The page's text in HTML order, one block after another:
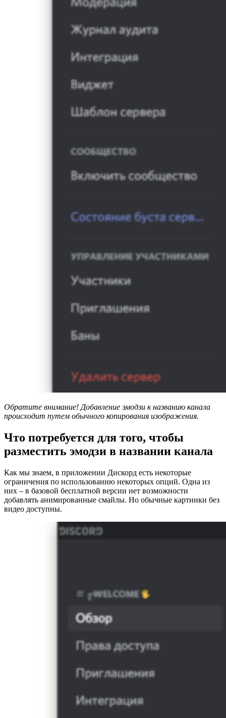
Обратите внимание! Добавление эмодзи к названию канала
происходит путем обычного копирования изображения.
Что потребуется для того, чтобы
разместить эмодзи в названии канала
Как мы знаем, в приложении Дискорд есть некоторые
ограничения по использованию некоторых опций. Одна из
них – в базовой бесплатной версии нет возможности
добавлять анимированные смайлы. Но обычные картинки без
видео доступны.